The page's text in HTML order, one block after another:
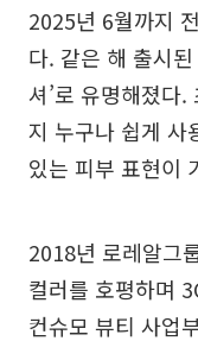
2025년 6월까지
다. 같은 해 출시된
셔’로 유명해졌다
지 누구나 쉽게 사
있는 피부 표현이
2018년 로레알그
컬러를 호평하며
컨슈모 뷰티 사업